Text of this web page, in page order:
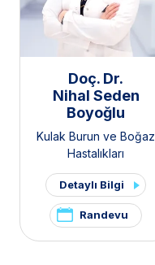
Doç. Dr.
Nihal Seden
Boyoğlu
Kulak Burun ve Boğaz
Hastalıkları
Detaylı Bilgi
Randevu